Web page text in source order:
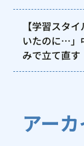
【学習スタ
いたのに…」
みで立て直す
アー